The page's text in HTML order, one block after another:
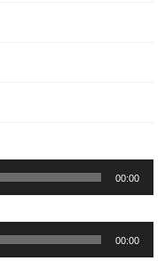
00:00
00:00